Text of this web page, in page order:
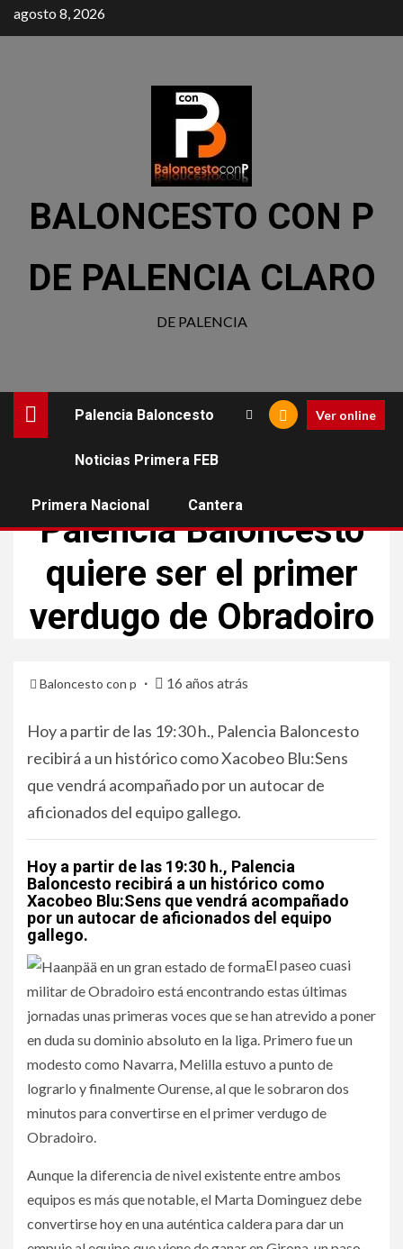
agosto 8, 2026
BALONCESTO CON P
DE PALENCIA CLARO
DE PALENCIA
Palencia Baloncesto
Noticias Primera FEB
Primera Nacional Cantera
Ver online
Palencia Baloncesto
quiere ser el primer
verdugo de Obradoiro
Baloncesto con p 16 años atrás
Hoy a partir de las 19:30 h., Palencia Baloncesto
recibirá a un histórico como Xacobeo Blu:Sens
que vendrá acompañado por un autocar de
aficionados del equipo gallego.
Hoy a partir de las 19:30 h., Palencia
Baloncesto recibirá a un histórico como
Xacobeo Blu:Sens que vendrá acompañado
por un autocar de aficionados del equipo
gallego.
El paseo cuasi
militar de Obradoiro está encontrando estas últimas
jornadas unas primeras voces que se han atrevido a poner
en duda su dominio absoluto en la liga. Primero fue un
modesto como Navarra, Melilla estuvo a punto de
lograrlo y finalmente Ourense, al que le sobraron dos
minutos para convertirse en el primer verdugo de
Obradoiro.
Aunque la diferencia de nivel existente entre ambos
equipos es más que notable, el Marta Dominguez debe
convertirse hoy en una auténtica caldera para dar un